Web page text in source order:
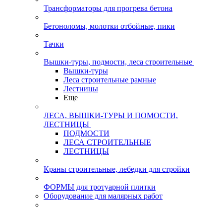
Трансформаторы для прогрева бетона
Бетоноломы, молотки отбойные, пики
Тачки
Вышки-туры, подмости, леса строительные
Вышки-туры
Леса строительные рамные
Лестницы
Еще
ЛЕСА, ВЫШКИ-ТУРЫ И ПОМОСТИ,
ЛЕСТНИЦЫ
ПОДМОСТИ
ЛЕСА СТРОИТЕЛЬНЫЕ
ЛЕСТНИЦЫ
Краны строительные, лебедки для стройки
ФОРМЫ для тротуарной плитки
Оборудование для малярных работ